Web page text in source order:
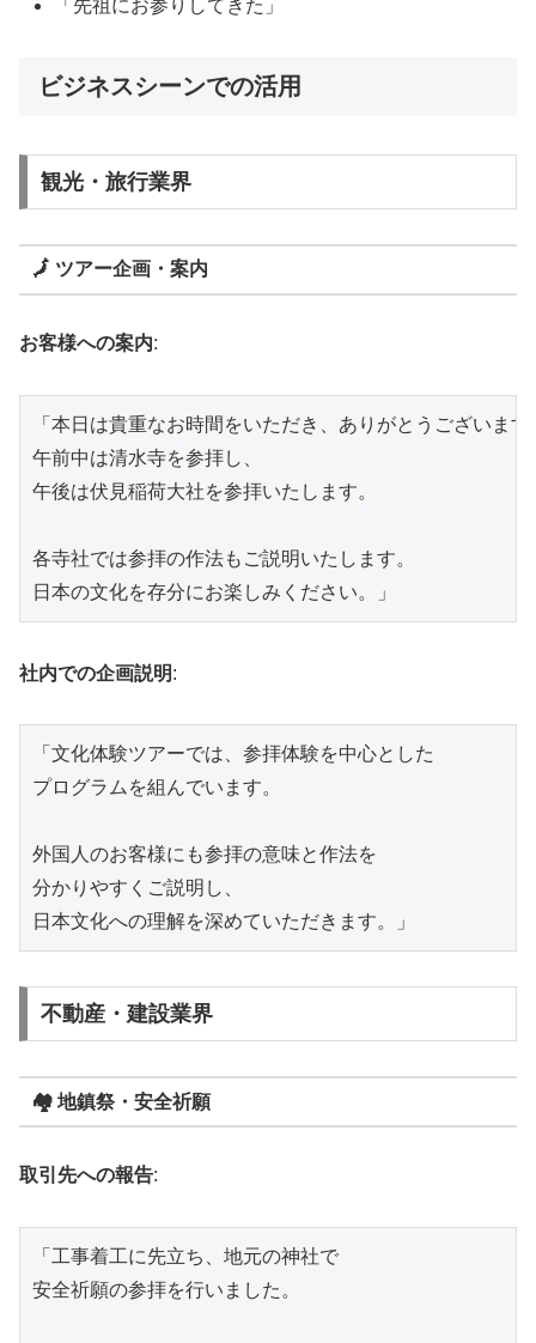
「先祖にお参りしてきた」
ビジネスシーンでの活用
観光・旅行業界
🗾 ツアー企画・案内
お客様への案内:
「本日は貴重なお時間をいただき、ありがとうございます
午前中は清水寺を参拝し、
午後は伏見稲荷大社を参拝いたします。
各寺社では参拝の作法もご説明いたします。
社内での企画説明:
「文化体験ツアーでは、参拝体験を中心とした
プログラムを組んでいます。
外国人のお客様にも参拝の意味と作法を
分かりやすくご説明し、
不動産・建設業界
🏘️ 地鎮祭・安全祈願
取引先への報告:
「工事着工に先立ち、地元の神社で
安全祈願の参拝を行いました。